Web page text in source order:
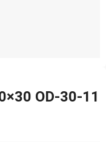
OD-30-11